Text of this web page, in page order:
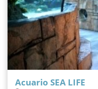
Acuario SEA LIFE